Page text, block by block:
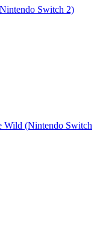
Switch 2)
Wild (Nintendo Switch